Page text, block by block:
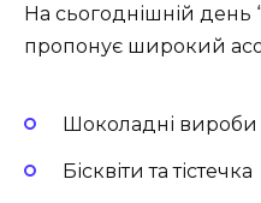
На сьогоднішній день
пропонує широкий
Шоколадні вироби
Бісквіти та тістечка